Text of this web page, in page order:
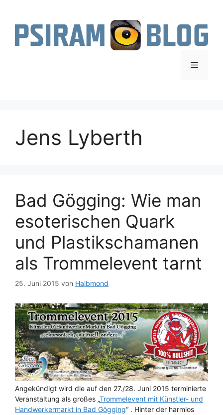
springen
Menü
Jens Lyberth
Bad Gögging: Wie man
esoterischen Quark
und Plastikschamanen
als Trommelevent tarnt
25. Juni 2015 von Halbmond
Angekündigt wird die auf den 27./28. Juni 2015 terminierte
Veranstaltung als großes „Trommelevent mit Künstler- und
Handwerkermarkt in Bad Gögging“ . Hinter der harmlos